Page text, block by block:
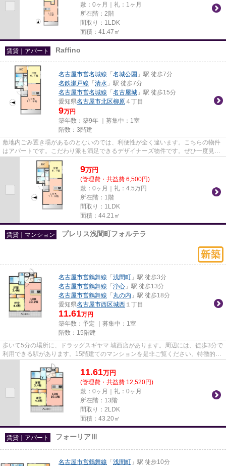
敷：0ヶ月｜礼：1ヶ月
所在階：2階
間取り：1LDK
面積：41.47㎡
賃貸｜アパート Raffino
名古屋市営名城線 「 名城公園 」駅 徒歩7分
名鉄瀬戸線 「 清水 」駅 徒歩7分
名古屋市営名城線 「 名古屋城 」駅 徒歩15分
愛知県名古屋市北区柳原 ４丁目
9万円
築年数：築9年 ｜募集中： 1室
階数：3階建
敷地内ごみ置き場があるのとないのでは、利便性が全く違います。こちらの物件
はアパートです。こだわり派も満足できるデザイナーズ物件です。ぜひ一度見て
いただきたい、「Raffino」で...
9万円
(管理費・共益費 6,500円)
敷：0ヶ月｜礼：4.5万円
所在階：1階
間取り：1LDK
面積：44.21㎡
賃貸｜マンション プレリス浅間町フォルテラ
名古屋市営鶴舞線 「 浅間町 」駅 徒歩3分
名古屋市営鶴舞線 「 浄心 」駅 徒歩13分
名古屋市営鶴舞線 「 丸の内 」駅 徒歩18分
愛知県名古屋市西区城西 １丁目
11.61万円
築年数：予定 ｜募集中： 1室
階数：15階建
歩いて5分の場所に、ドラッグスギヤマ 城西店があります。周辺には、徒歩3分で
利用できる駅があります。15階建てのマンションを是非ご覧ください。特徴的な
外観と洗練された設計の内装...
11.61万円
(管理費・共益費 12,520円)
敷：0ヶ月｜礼：0ヶ月
所在階：13階
間取り：2LDK
面積：43.20㎡
賃貸｜アパート フォーリアⅢ
名古屋市営鶴舞線 「 浅間町 」駅 徒歩10分